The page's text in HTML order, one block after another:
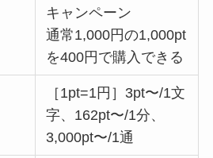
キャンペーン
通常1,000円の1,000pt
を400円で購入できる
［1pt=1円］3pt〜/1文
字、162pt〜/1分、
3,000pt〜/1通